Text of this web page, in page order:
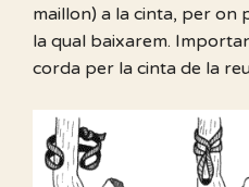
maillon) a la cinta, per on
la qual baixarem.
corda per la cinta de la